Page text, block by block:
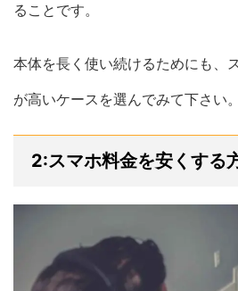
ることです。
本体を長く使い続けるためにも、
が高いケースを選んでみて下さい。
2:スマホ料金を安くする